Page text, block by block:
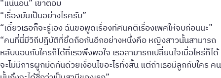
“แน่นอน” เขาตอบ
“เรื่องมันเป็นอย่างไรครับ”
“เดี๋ยวเธอก็จะรู้เอง ฉันขอพูดเรื่องทัศนคติเรื่องเพศให้จบก่อนนะ”
“คนที่นี่มีวิถีปฎิบัติที่ยึดถือกันอีกอย่างหนึ่งคือ หญิงสาวนั้นสามารถ
หลับนอนกับใครก็ได้ที่เธอพึงพอใจ เธอสามารถเปลี่ยนใจเมื่อไหร่ก็ได้
จะไม่มีการผูกมัดกันด้วยเงื่อนไขอะไรทั้งสิ้น แต่ถ้าเธอมีลูกกับใคร คน